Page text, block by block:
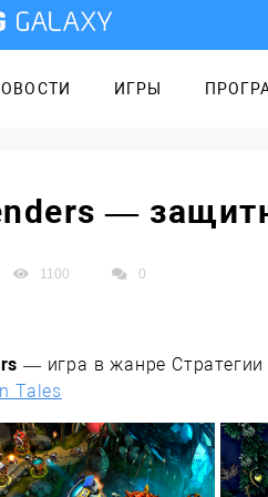
ИГРЫ
—
1100 0
— игра в жанре Стратегии
Tales